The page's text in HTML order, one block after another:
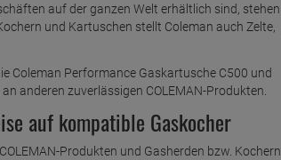
auf der ganzen Welt erhältlich sind, stehen
und Kartuschen stellt Coleman auch Zelte,
Coleman Performance Gaskartusche C500 und
anderen zuverlässigen COLEMAN-Produkten.
auf kompatible Gaskocher
Produkten und Gasherden bzw. Kochern